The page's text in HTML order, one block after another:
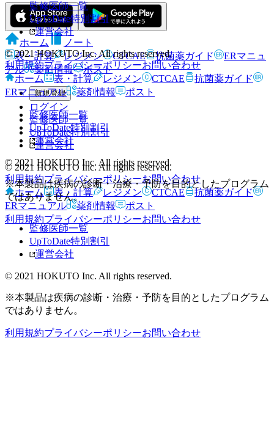
監修医師一覧
UpToDate特別割引
運営会社
© 2021 HOKUTO Inc. All rights reserved.
利用規約プライバシーポリシーお問い合わせ
ホーム
表・計算 レジメン CTCAE
抗菌薬ガイド
ERマニュアル
薬剤情報 ポスト
監修医師一覧
UpToDate特別割引
運営会社
© 2021 HOKUTO Inc. All rights reserved.
※本製品は疾病の診断・治療・予防を目的としたプログラム
ではありません。
利用規約プライバシーポリシーお問い合わせ
ホーム
ノート
表・計算
レジメン CTCAE 抗菌薬ガイド
ERマニュ
アル
薬剤情報 ポスト
新規登録
ログイン
監修医師一覧
UpToDate特別割引
運営会社
© 2021 HOKUTO Inc. All rights reserved.
利用規約プライバシーポリシーお問い合わせ
ホーム
表・計算 レジメン CTCAE
抗菌薬ガイド
ERマニュアル
薬剤情報 ポスト
監修医師一覧
UpToDate特別割引
運営会社
© 2021 HOKUTO Inc. All rights reserved.
※本製品は疾病の診断・治療・予防を目的としたプログラム
ではありません。
利用規約プライバシーポリシーお問い合わせ